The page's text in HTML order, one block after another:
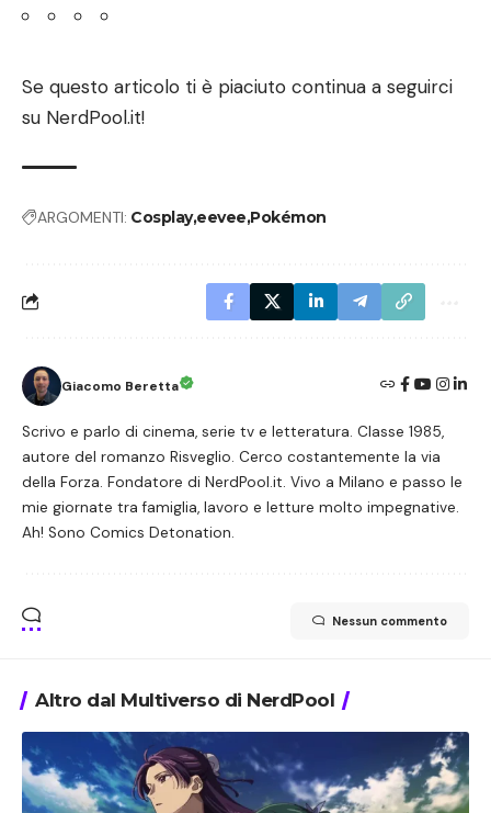
Se questo articolo ti è piaciuto continua a seguirci
su NerdPool.it!
ARGOMENTI: Cosplayeevee Pokémon
Giacomo Beretta
Scrivo e parlo di cinema, serie tv e letteratura. Classe 1985,
autore del romanzo Risveglio. Cerco costantemente la via
della Forza. Fondatore di NerdPool.it. Vivo a Milano e passo le
mie giornate tra famiglia, lavoro e letture molto impegnative.
Ah! Sono Comics Detonation.
Nessun commento
Altro dal Multiverso di NerdPool